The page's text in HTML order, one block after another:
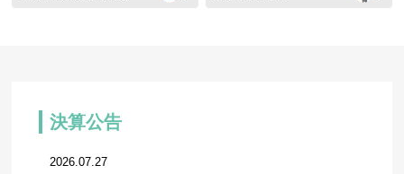
決算公告
2026.07.27